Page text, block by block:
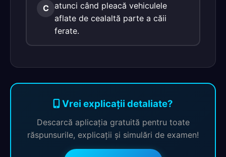
C atunci când pleacă vehiculele
aflate de cealaltă parte a căii
ferate.
Vrei explicații detaliate?
Descarcă aplicația gratuită pentru toate
răspunsurile, explicații și simulări de examen!